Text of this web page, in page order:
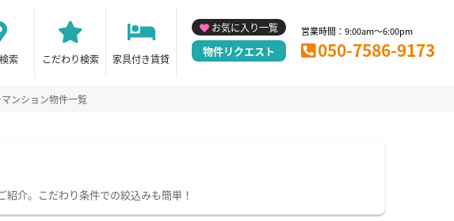
索 こだわり検索 家具付き賃貸
お気に入り一覧
物件リクエスト
営業時間：9:00am～6:00pm
050-7586-9173
ンション物件一覧
介。こだわり条件での絞込みも簡単！